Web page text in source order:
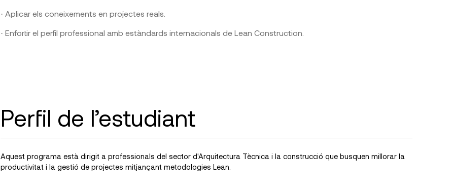
· Aplicar els coneixements en projectes reals.
· Enfortir el perfil professional amb estàndards internacionals de Lean Construction.
Perfil de l’estudiant
Aquest programa està dirigit a professionals del sector d'Arquitectura Tècnica i la construcció que busquen millorar la
productivitat i la gestió de projectes mitjançant metodologies Lean.